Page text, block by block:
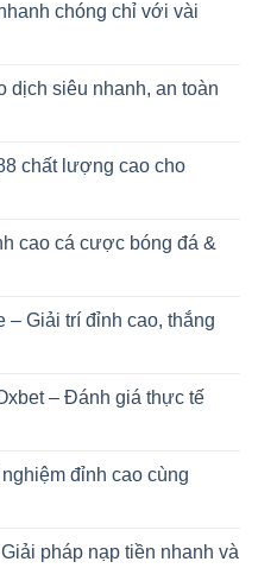
chóng chỉ với vài
dịch siêu nhanh, an toàn
chất lượng cao cho
cao cá cược bóng đá &
– Giải trí đỉnh cao, thắng
– Đánh giá thực tế
đỉnh cao cùng
pháp nạp tiền nhanh và